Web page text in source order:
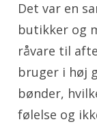
Det var en
butikker og
råvare til
bruger i høj
bønder,
følelse og